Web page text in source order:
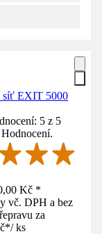
síť EXIT 5000
5 z 5
Kč *
vč. DPH a bez
za
*/ ks